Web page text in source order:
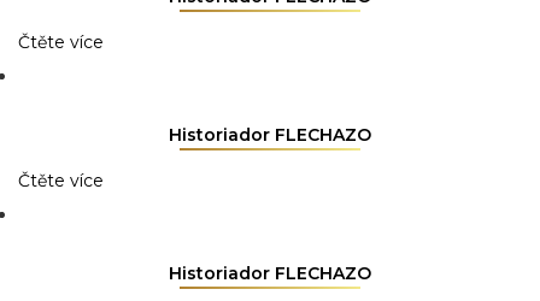
Čtěte více
Historiador FLECHAZO
Čtěte více
Historiador FLECHAZO